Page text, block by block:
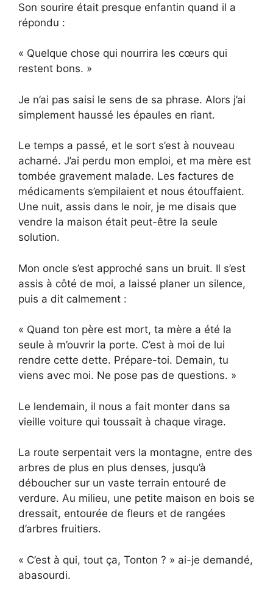
Son sourire était presque enfantin quand il a
répondu :
« Quelque chose qui nourrira les cœurs qui
restent bons. »
Je n’ai pas saisi le sens de sa phrase. Alors j’ai
simplement haussé les épaules en riant.
Le temps a passé, et le sort s’est à nouveau
acharné. J’ai perdu mon emploi, et ma mère est
tombée gravement malade. Les factures de
médicaments s’empilaient et nous étouffaient.
Une nuit, assis dans le noir, je me disais que
vendre la maison était peut-être la seule
solution.
Mon oncle s’est approché sans un bruit. Il s’est
assis à côté de moi, a laissé planer un silence,
puis a dit calmement :
« Quand ton père est mort, ta mère a été la
seule à m’ouvrir la porte. C’est à moi de lui
rendre cette dette. Prépare-toi. Demain, tu
viens avec moi. Ne pose pas de questions. »
Le lendemain, il nous a fait monter dans sa
vieille voiture qui toussait à chaque virage.
La route serpentait vers la montagne, entre des
arbres de plus en plus denses, jusqu’à
déboucher sur un vaste terrain entouré de
verdure. Au milieu, une petite maison en bois se
dressait, entourée de fleurs et de rangées
d’arbres fruitiers.
« C’est à qui, tout ça, Tonton ? » ai-je demandé,
abasourdi.